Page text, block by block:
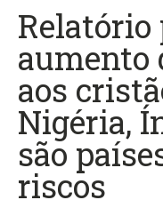
Relatório
aumento
aos
Nigéria,
são
riscos